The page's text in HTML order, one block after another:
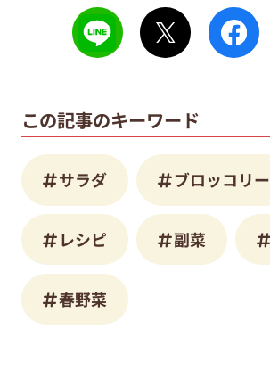
この記事のキーワード
サラダ ブロッコリー
レシピ 副菜
春野菜